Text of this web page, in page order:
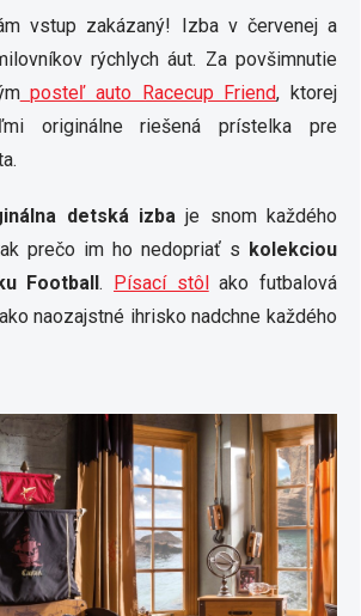
vstup zakázaný! Izba v červenej a
rýchlych áut. Za povšimnutie
posteľ auto Racecup Friend, ktorej
originálne riešená prístelka pre
detská izba je snom každého
prečo im ho nedopriať s kolekciou
Football. Písací stôlako futbalová
ako naozajstné ihrisko nadchne každého